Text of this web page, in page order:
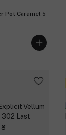
Pot Caramel 5